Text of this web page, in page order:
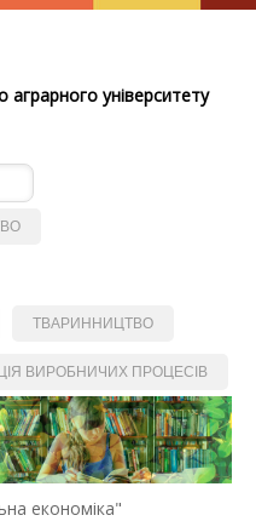
аграрного університету
ТВАРИННИЦТВО
ВИРОБНИЧИХ ПРОЦЕСІВ
економіка"